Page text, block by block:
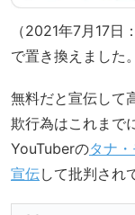
（2021年7月17
で置き換えました
無料だと宣伝して
欺行為はこれまで
YouTuberのタナ
宣伝して批判され